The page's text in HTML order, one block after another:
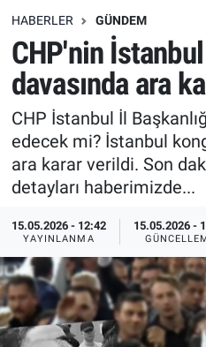
HABERLER GÜNDEM
CHP'nin
davasında ara
CHP İstanbul İl
edecek mi? İstanbul
ara karar verildi. Son
detayları haberimizde...
15.05.2026 - 12:42
YAYINLANMA
15.05.2026 -
Erişim Bilgileri
Ekonomi
Trend
Özel Haberler
Yazarlar
Erişim Bilgileri
Spor
Ekonomi
Dünya
Medya
Özel Haberler
Kadın
Erişim Bilgileri
Tüm Manşetler
Son Dakika Haberleri
Haber Arşivi